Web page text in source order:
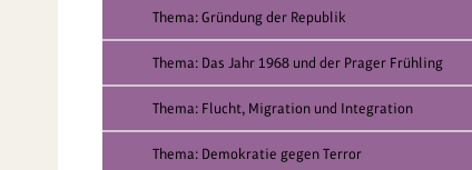
Thema: Gründung der Republik
Thema: Das Jahr 1968 und der Prager Frühling
Thema: Flucht, Migration und Integration
Thema: Demokratie gegen Terror